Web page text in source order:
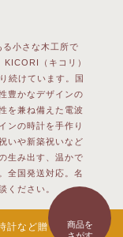
商品を
小さな木工所で
（キコリ）
続けています。国
豊かなデザインの
を兼ね備えた電波
ンの時計を手作り
いや新築祝いなど
生み出す、温かで
全国発送対応。名
ください。
計など贈り物に人気の